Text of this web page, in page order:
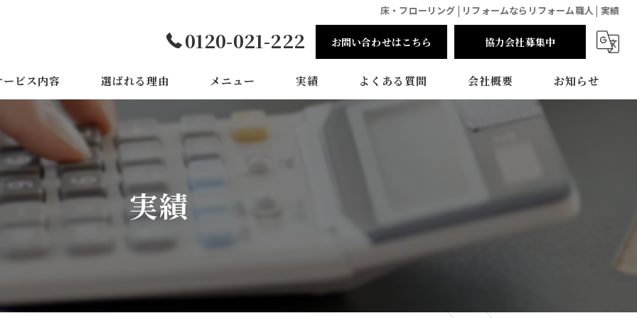
床・フローリング | リフォームならリフォーム職人 | 実績
0120-021-222 お問い合わせはこちら 協力会社募集中
ービス内容 選ばれる理由 メニュー 実績 よくある質問 会社概要 お知らせ
実績